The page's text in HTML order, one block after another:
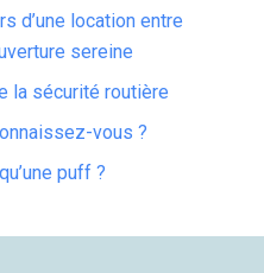
d’une location entre
sereine
la sécurité routière
vous ?
puff ?